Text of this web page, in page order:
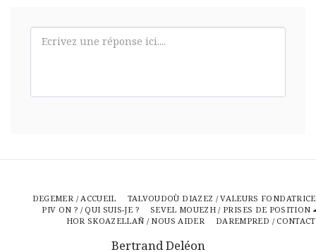
Bertrand Deléon
DEGEMER / ACCUEIL
TALVOUDOÙ DIAZEZ / VALEURS
PIV ON ? / QUI SUIS-JE ?
SEVEL MOUEZH / PRISES DE POSITION
HOR SKOAZELLAÑ / NOUS AIDER
DAREMPRED /